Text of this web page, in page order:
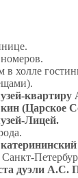
в холле
(Царское
Лицей.
дуэли А.С.